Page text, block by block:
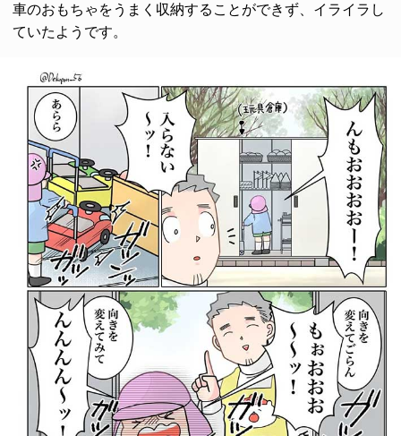
車のおもちゃをうまく収納することができず、イライラし
ていたようです。